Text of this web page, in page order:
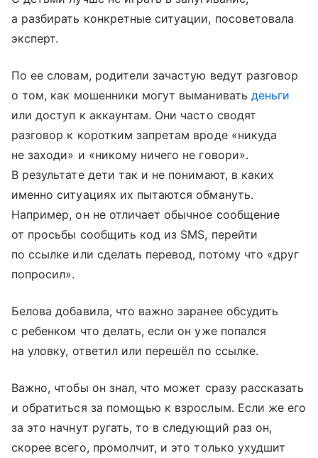
а разбирать конкретные ситуации, посоветовала
эксперт.
По ее словам, родители зачастую ведут разговор
о том, как мошенники могут выманивать деньги
или доступ к аккаунтам. Они часто сводят
разговор к коротким запретам вроде «никуда
не заходи» и «никому ничего не говори».
В результате дети так и не понимают, в каких
именно ситуациях их пытаются обмануть.
Например, он не отличает обычное сообщение
от просьбы сообщить код из SMS, перейти
по ссылке или сделать перевод, потому что «друг
попросил».
Белова добавила, что важно заранее обсудить
с ребенком что делать, если он уже попался
на уловку, ответил или перешёл по ссылке.
Важно, чтобы он знал, что может сразу рассказать
и обратиться за помощью к взрослым. Если же его
за это начнут ругать, то в следующий раз он,
скорее всего, промолчит, и это только ухудшит